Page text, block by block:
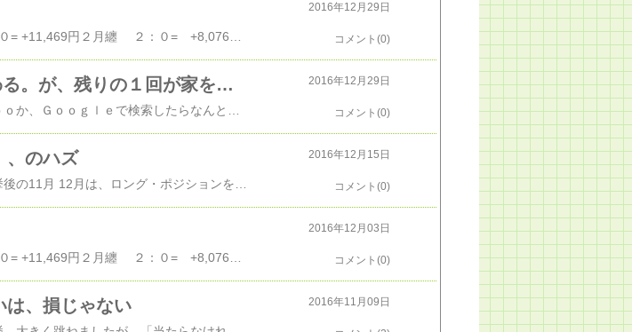
2016年12月29日
コメント(0)
損切り100回のうち99回は無駄に終わる。が、残りの１回が家を救う 2016年12月29日
コメント(0)
、のハズ 2016年12月15日
コメント(0)
2016年12月03日
コメント(0)
は、損じゃない 2016年11月09日